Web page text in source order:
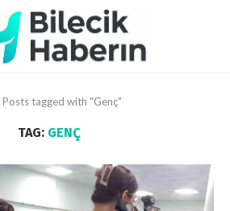
Posts tagged with "Genç"
TAG: GENÇ